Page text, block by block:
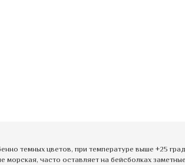
темных цветов, при температуре выше +25
морская, часто оставляет на бейсболках